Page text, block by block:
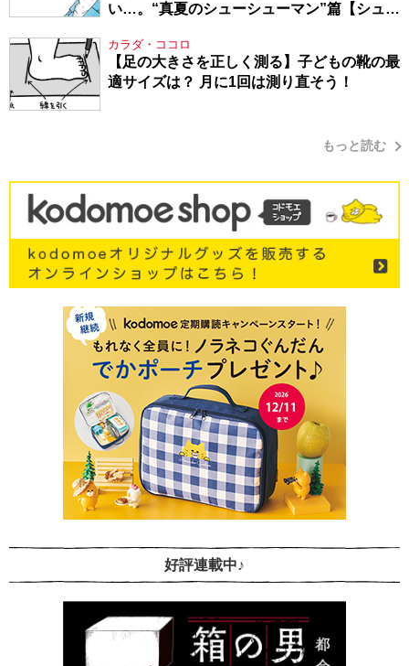
い…。“真夏のシューシューマン”篇【シュー
カラダ・ココロ
【足の大きさを正しく測る】子どもの靴の最
適サイズは？ 月に1回は測り直そう！
もっと読む
好評連載中♪